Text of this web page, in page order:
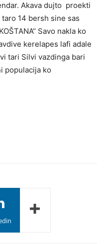
Akava dujto proekti
14 bersh sine sas
Savo nakla ko
kerelapes lafi adale
tari Silvi vazdinga bari
populacija ko